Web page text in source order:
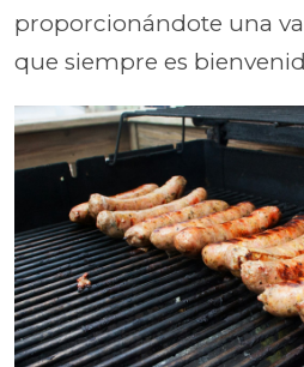
proporcionándote una
que siempre es